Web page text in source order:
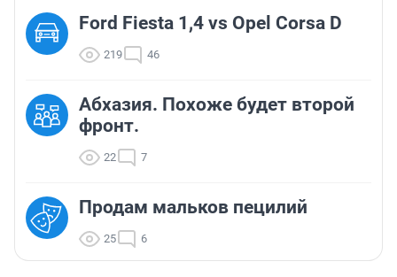
Ford Fiesta 1,4 vs Opel Corsa D
219 46
Абхазия. Похоже будет второй
фронт.
22 7
Продам мальков пецилий
25 6